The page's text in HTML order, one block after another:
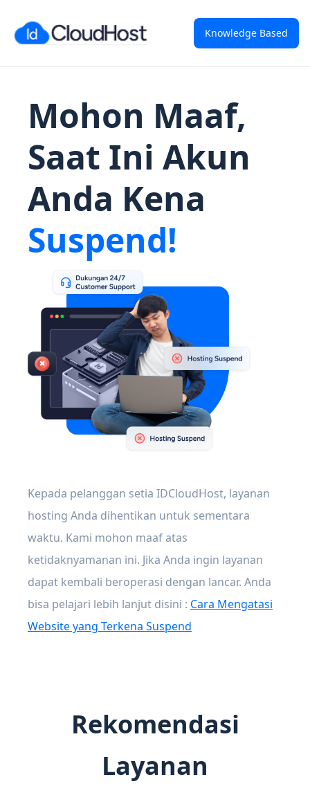
Knowledge Based
Mohon Maaf,
Saat Ini Akun
Anda Kena
Suspend!
Kepada pelanggan setia IDCloudHost, layanan
hosting Anda dihentikan untuk sementara
waktu. Kami mohon maaf atas
ketidaknyamanan ini. Jika Anda ingin layanan
dapat kembali beroperasi dengan lancar. Anda
bisa pelajari lebih lanjut disini : Cara Mengatasi
Website yang Terkena Suspend
Rekomendasi
Layanan